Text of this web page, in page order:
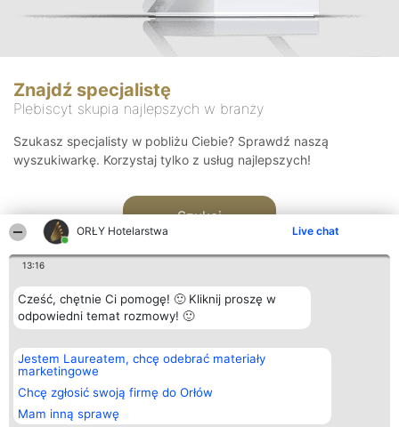
ORŁY Hotelarstwa Live chat
13:16
Cześć, chętnie Ci pomogę! 🙂 Kliknij proszę w
odpowiedni temat rozmowy! 🙂
Jestem Laureatem, chcę odebrać materiały
marketingowe
Chcę zgłosić swoją firmę do Orłów
Mam inną sprawę
Znajdź specjalistę
Plebiscyt skupia najlepszych w branży
Szukasz specjalisty w pobliżu Ciebie? Sprawdź naszą
wyszukiwarkę. Korzystaj tylko z usług najlepszych!
Szukaj
Organizator plebiscytu
Bright Side Solutions sp. z o.
o. sp. k.
ul. Ruska 22
Wrocław 50-079
KRS 0000749100 | Regon
Plebiscyt
Laureaci
wszystkich
Laureatów
Kontakt
Kontakt